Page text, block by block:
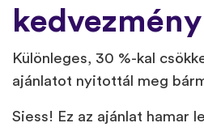
Különleges, 30 %-kal
ajánlatot nyitottál meg
Siess! Ez az ajánlat hamar